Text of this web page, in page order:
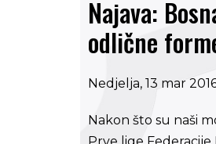
Najava:
odlične
Nedjelja, 13 mar
Nakon što su naši